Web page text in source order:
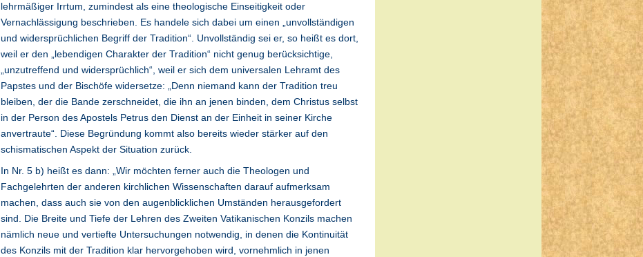
lehrmäßiger Irrtum, zumindest als eine theologische Einseitigkeit oder
Vernachlässigung beschrieben. Es handele sich dabei um einen „unvollständigen
und widersprüchlichen Begriff der Tradition“. Unvollständig sei er, so heißt es dort,
weil er den „lebendigen Charakter der Tradition“ nicht genug berücksichtige,
„unzutreffend und widersprüchlich“, weil er sich dem universalen Lehramt des
Papstes und der Bischöfe widersetze: „Denn niemand kann der Tradition treu
bleiben, der die Bande zerschneidet, die ihn an jenen binden, dem Christus selbst
in der Person des Apostels Petrus den Dienst an der Einheit in seiner Kirche
anvertraute“. Diese Begründung kommt also bereits wieder stärker auf den
schismatischen Aspekt der Situation zurück.
In Nr. 5 b) heißt es dann: „Wir möchten ferner auch die Theologen und
Fachgelehrten der anderen kirchlichen Wissenschaften darauf aufmerksam
machen, dass auch sie von den augenblicklichen Umständen herausgefordert
sind. Die Breite und Tiefe der Lehren des Zweiten Vatikanischen Konzils machen
nämlich neue und vertiefte Untersuchungen notwendig, in denen die Kontinuität
des Konzils mit der Tradition klar hervorgehoben wird, vornehmlich in jenen